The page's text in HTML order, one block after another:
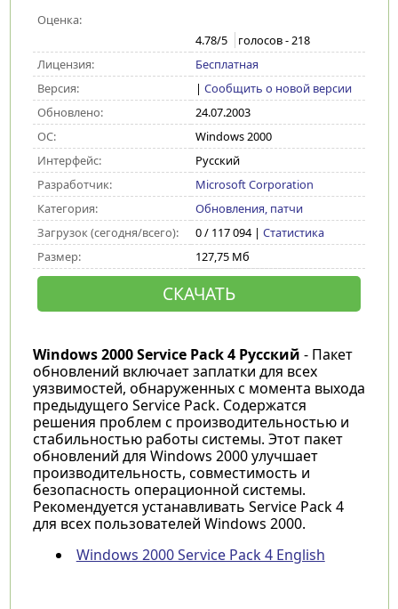
Оценка:
4.78/5 голосов -218
Лицензия:
Бесплатная
Версия:
| Сообщить о новой версии
Обновлено:
24.07.2003
ОС:
Windows 2000
Интерфейс:
Русский
Разработчик:
Microsoft Corporation
Категория:
Обновления, патчи
Загрузок (сегодня/всего):
0 / 117 094 | Статистика
Размер:
127,75 Мб
СКАЧАТЬ
Windows 2000 Service Pack 4 Русский - Пакет
обновлений включает заплатки для всех
уязвимостей, обнаруженных с момента выхода
предыдущего Service Pack. Cодержатся
решения проблем с производительностью и
стабильностью работы системы. Этот пакет
обновлений для Windows 2000 улучшает
производительность, совместимость и
безопасность операционной системы.
Рекомендуется устанавливать Service Pack 4
для всех пользователей Windows 2000.
Windows 2000 Service Pack 4 English